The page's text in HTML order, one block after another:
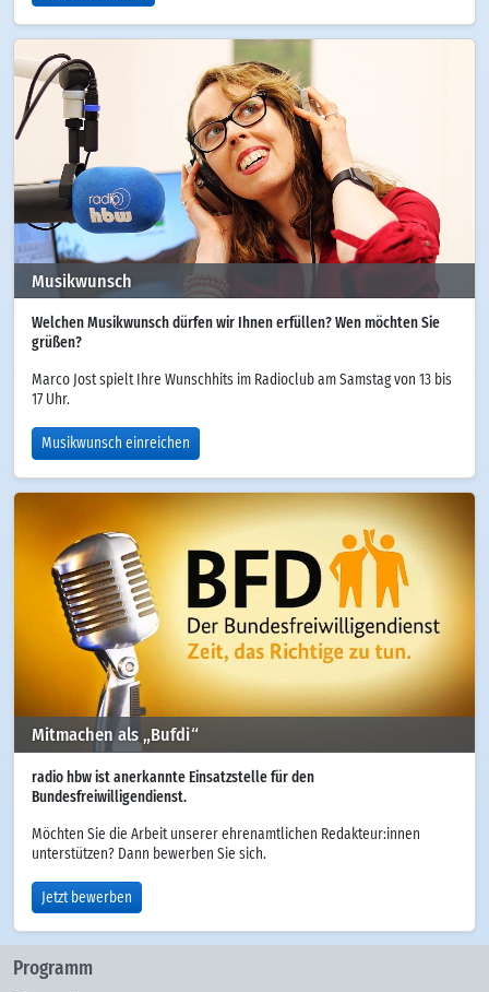
Musikwunsch
Welchen Musikwunsch dürfen wir Ihnen erfüllen? Wen möchten Sie
grüßen?
Marco Jost spielt Ihre Wunschhits im Radioclub am Samstag von 13 bis
17 Uhr.
Musikwunsch einreichen
Mitmachen als „Bufdi“
radio hbw ist anerkannte Einsatzstelle für den
Bundesfreiwilligendienst.
Möchten Sie die Arbeit unserer ehrenamtlichen Redakteur:innen
unterstützen? Dann bewerben Sie sich.
Jetzt bewerben
Programm